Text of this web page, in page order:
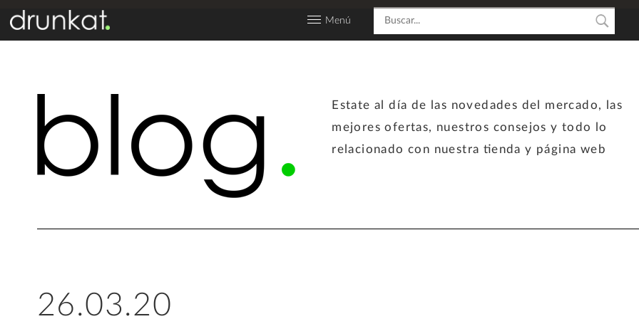
Menú
Estate al día de las novedades del mercado, las
mejores ofertas, nuestros consejos y todo lo
relacionado con nuestra tienda y página web
26.03.20